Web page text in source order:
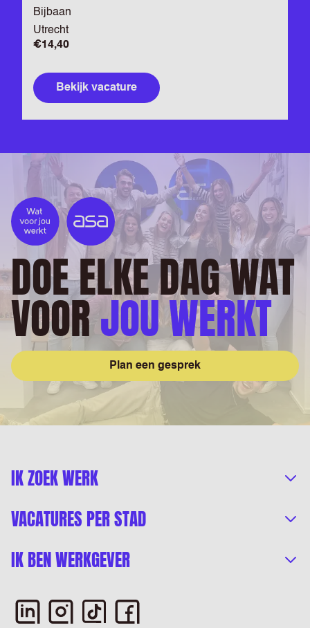
Bijbaan
Utrecht
€14,40
Bekijk vacature
DOE ELKE DAG WAT
VOORJOU WERKT
Plan een gesprek
IK ZOEK WERK
VACATURES PER STAD
IK BEN WERKGEVER